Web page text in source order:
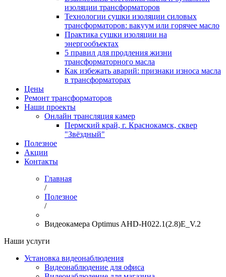
изоляции трансформаторов
Технологии сушки изоляции силовых
трансформаторов: вакуум или горячее масло
Практика сушки изоляции на
энергообъектах
5 правил для продления жизни
трансформаторного масла
Как избежать аварий: признаки износа масла
в трансформаторах
Цены
Ремонт трансформаторов
Наши проекты
Онлайн трансляция камер
Пермский край, г. Краснокамск, сквер
"Звёздный"
Полезное
Акции
Контакты
Главная
/
Полезное
/
Видеокамера Optimus AHD-H022.1(2.8)E_V.2
Наши услуги
Установка видеонаблюдения
Видеонаблюдение для офиса